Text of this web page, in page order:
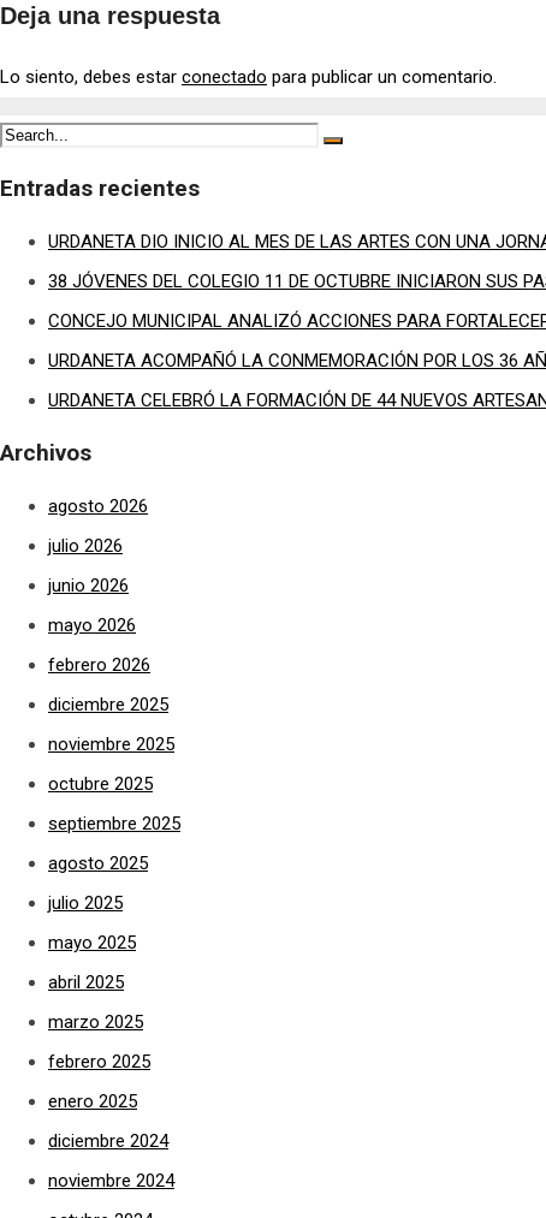
Deja una respuesta
Lo siento, debes estar conectado para publicar un comentario.
Entradas recientes
URDANETA DIO INICIO AL MES DE LAS ARTES CON UNA
38 JÓVENES DEL COLEGIO 11 DE OCTUBRE INICIARON SUS
CONCEJO MUNICIPAL ANALIZÓ ACCIONES PARA
URDANETA ACOMPAÑÓ LA CONMEMORACIÓN POR LOS 36
URDANETA CELEBRÓ LA FORMACIÓN DE 44 NUEVOS
Archivos
agosto 2026
julio 2026
junio 2026
mayo 2026
febrero 2026
diciembre 2025
noviembre 2025
octubre 2025
septiembre 2025
agosto 2025
julio 2025
mayo 2025
abril 2025
marzo 2025
febrero 2025
enero 2025
diciembre 2024
noviembre 2024